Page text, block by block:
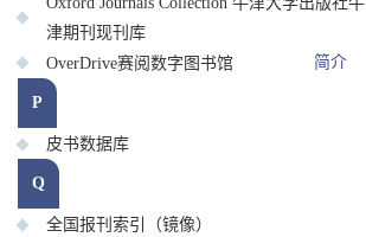
津期刊现刊库
OverDrive赛阅数字图书馆 简介
P
皮书数据库
Q
全国报刊索引（镜像）